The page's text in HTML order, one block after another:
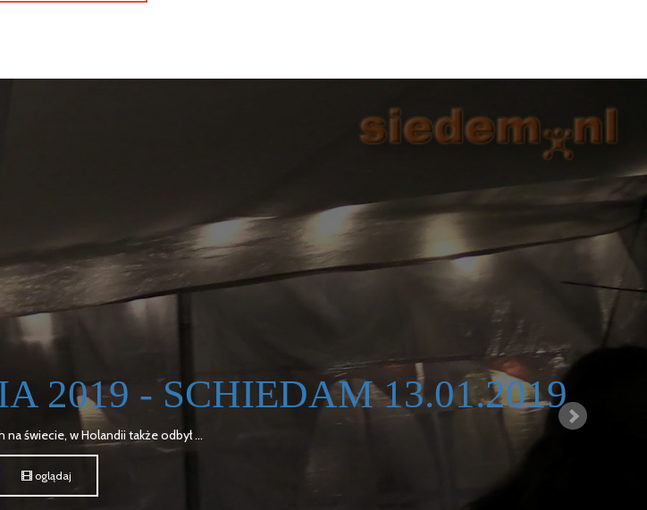
2019 - SCHIEDAM 13.01.2019
na świecie, w Holandii także odbył ...
oglądaj